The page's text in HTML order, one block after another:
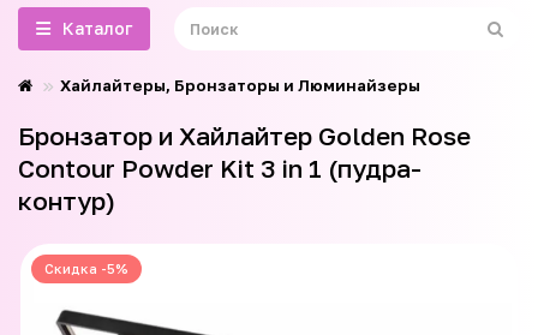
Каталог
Хайлайтеры, Бронзаторы и Люминайзеры
Бронзатор и Хайлайтер Golden Rose
Contour Powder Kit 3 in 1 (пудра-
контур)
Скидка -5%